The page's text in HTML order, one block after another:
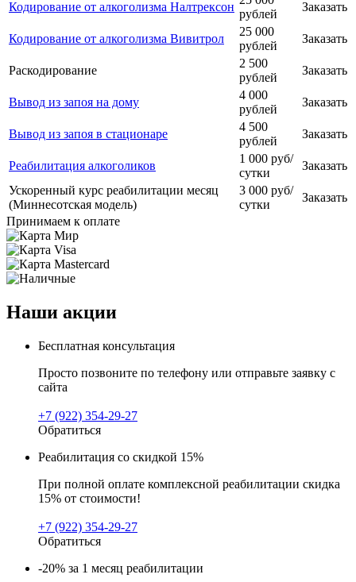
Кодирование от алкоголизма Налтрексон
рублей
Заказать
Кодирование от алкоголизма Вивитрол
25 000
рублей
Заказать
Раскодирование
2 500
рублей
Заказать
Вывод из запоя на дому
4 000
рублей
Заказать
Вывод из запоя в стационаре
4 500
рублей
Заказать
Реабилитация алкоголиков
1 000 руб/
сутки
Заказать
Ускоренный курс реабилитации месяц
(Миннесотская модель)
3 000 руб/
сутки
Заказать
Принимаем к оплате
Наши акции
Бесплатная консультация
Просто позвоните по телефону или отправьте заявку с
сайта
+7 (922) 354-29-27
Обратиться
Реабилитация со скидкой 15%
При полной оплате комплексной реабилитации скидка
15% от стоимости!
+7 (922) 354-29-27
Обратиться
-20% за 1 месяц реабилитации